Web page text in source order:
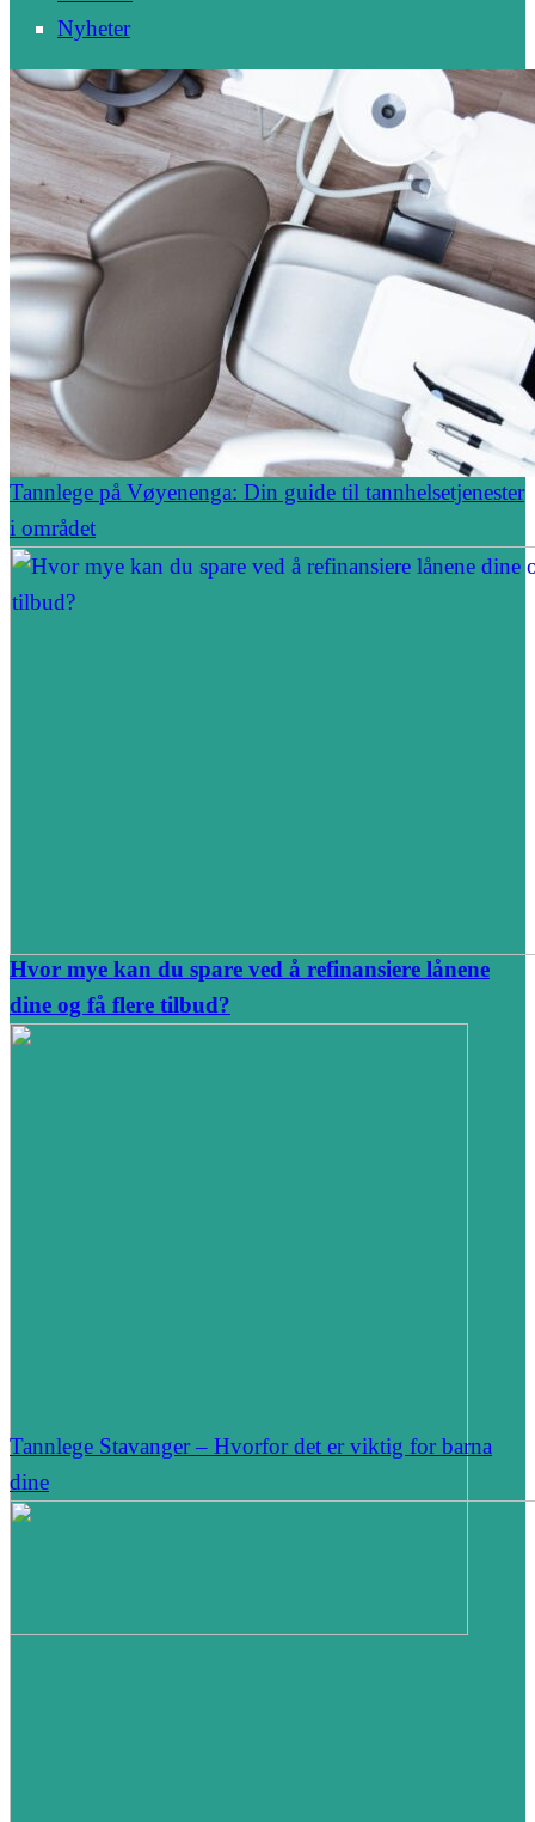
Nyheter
Tannlege på Vøyenenga: Din guide til tannhelsetjenester
i området
Hvor mye kan du spare ved å refinansiere lånene
dine og få flere tilbud?
Tannlege Stavanger – Hvorfor det er viktig for barna
dine